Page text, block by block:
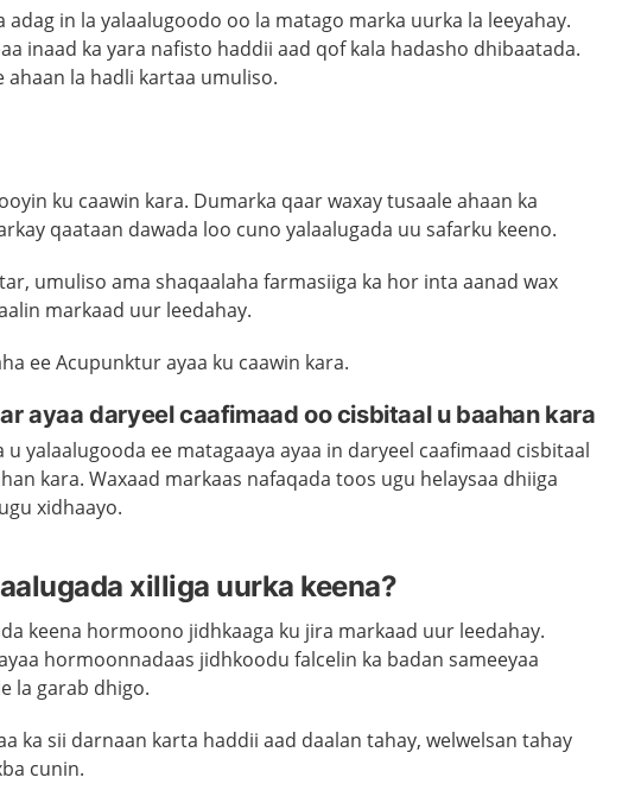
adag in la yalaalugoodo oo la matago marka uurka la leeyahay.
inaad ka yara nafisto haddii aad qof kala hadasho dhibaatada.
ahaan la hadli kartaa umuliso.
ku caawin kara. Dumarka qaar waxay tusaale ahaan ka
qaataan dawada loo cuno yalaalugada uu safarku keeno.
umuliso ama shaqaalaha farmasiiga ka hor inta aanad wax
markaad uur leedahay.
ee Acupunktur ayaa ku caawin kara.
ayaa daryeel caafimaad oo cisbitaal u baahan kara
u yalaalugooda ee matagaaya ayaa in daryeel caafimaad cisbitaal
kara. Waxaad markaas nafaqada toos ugu helaysaa dhiiga
xidhaayo.
xilliga uurka keena?
keena hormoono jidhkaaga ku jira markaad uur leedahay.
hormoonnadaas jidhkoodu falcelin ka badan sameeyaa
la garab dhigo.
ka sii darnaan karta haddii aad daalan tahay, welwelsan tahay
cunin.